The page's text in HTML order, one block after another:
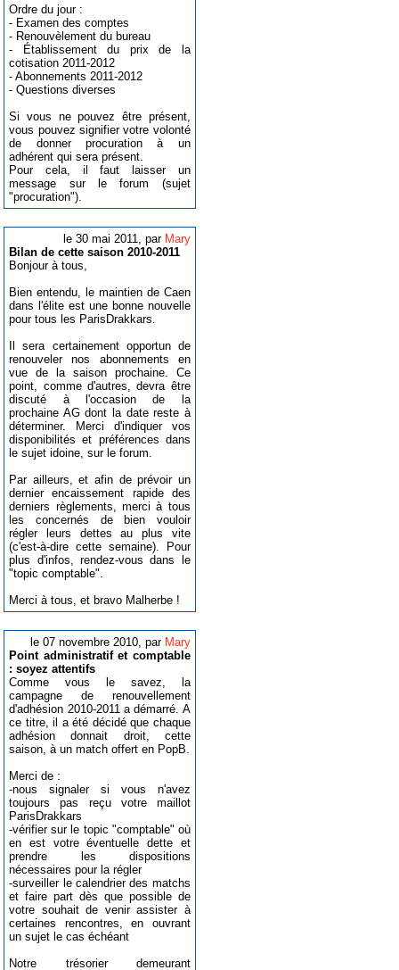
Ordre du jour :
- Examen des comptes
- Renouvèlement du bureau
- Établissement du prix de la
cotisation 2011-2012
- Abonnements 2011-2012
- Questions diverses
Si vous ne pouvez être présent,
vous pouvez signifier votre volonté
de donner procuration à un
adhérent qui sera présent.
Pour cela, il faut laisser un
message sur le forum (sujet
"procuration").
le 30 mai 2011, par Mary
Bilan de cette saison 2010-2011
Bonjour à tous,
Bien entendu, le maintien de Caen
dans l'élite est une bonne nouvelle
pour tous les ParisDrakkars.
Il sera certainement opportun de
renouveler nos abonnements en
vue de la saison prochaine. Ce
point, comme d'autres, devra être
discuté à l'occasion de la
prochaine AG dont la date reste à
déterminer. Merci d'indiquer vos
disponibilités et préférences dans
le sujet idoine, sur le forum.
Par ailleurs, et afin de prévoir un
dernier encaissement rapide des
derniers règlements, merci à tous
les concernés de bien vouloir
régler leurs dettes au plus vite
(c'est-à-dire cette semaine). Pour
plus d'infos, rendez-vous dans le
"topic comptable".
Merci à tous, et bravo Malherbe !
le 07 novembre 2010, par Mary
Point administratif et comptable
: soyez attentifs
Comme vous le savez, la
campagne de renouvellement
d'adhésion 2010-2011 a démarré. A
ce titre, il a été décidé que chaque
adhésion donnait droit, cette
saison, à un match offert en PopB.
Merci de :
-nous signaler si vous n'avez
toujours pas reçu votre maillot
ParisDrakkars
-vérifier sur le topic "comptable" où
en est votre éventuelle dette et
prendre les dispositions
nécessaires pour la régler
-surveiller le calendrier des matchs
et faire part dès que possible de
votre souhait de venir assister à
certaines rencontres, en ouvrant
un sujet le cas échéant
Notre trésorier demeurant